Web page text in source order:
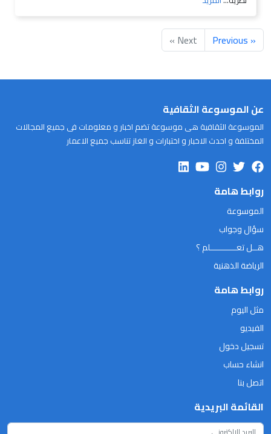
« Previous
Next »
عن الموسوعة الثقافية
الموسوعة الثقافية هى موسوعة تضم اخبار و معلومات فى جميع المجالات
المختلفة و احدث الاخبار و اختبارات و الغاز تناسب جميع الاعمار
روابط هامة
الموسوعة
سؤال وجواب
هــل تعـــــــــــلم ؟
الرياضة الذهنية
روابط هامة
مثل اليوم
الفيديو
تسجيل دخول
انشاء حساب
اتصل بنا
القائمة البريدية